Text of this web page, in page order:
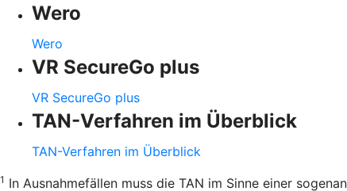
Wero
Wero
VR SecureGo plus
VR SecureGo plus
TAN-Verfahren im Überblick
TAN-Verfahren im Überblick
1 In Ausnahmefällen muss die TAN im Sinne einer